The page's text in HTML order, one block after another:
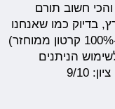
חשוב תורם
בדיוק כמו שאנחנו
אוהבים. כל מארז (שגם הוא עשוי מ מ-100% קרטון ממוחזר)
הניתנים